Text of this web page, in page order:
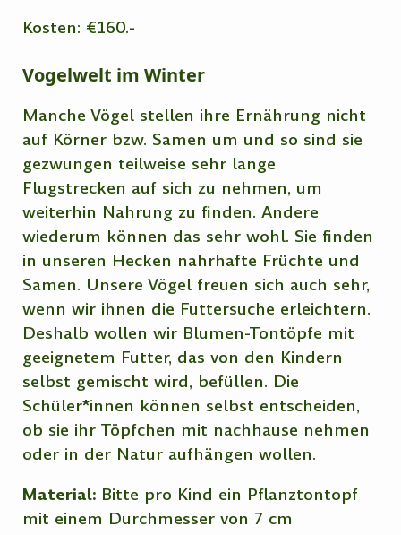
Kosten: €160.-
Vogelwelt im Winter
Manche Vögel stellen ihre Ernährung nicht
auf Körner bzw. Samen um und so sind sie
gezwungen teilweise sehr lange
Flugstrecken auf sich zu nehmen, um
weiterhin Nahrung zu finden. Andere
wiederum können das sehr wohl. Sie finden
in unseren Hecken nahrhafte Früchte und
Samen. Unsere Vögel freuen sich auch sehr,
wenn wir ihnen die Futtersuche erleichtern.
Deshalb wollen wir Blumen-Tontöpfe mit
geeignetem Futter, das von den Kindern
selbst gemischt wird, befüllen. Die
Schüler*innen können selbst entscheiden,
ob sie ihr Töpfchen mit nachhause nehmen
oder in der Natur aufhängen wollen.
Material: Bitte pro Kind ein Pflanztontopf
mit einem Durchmesser von 7 cm